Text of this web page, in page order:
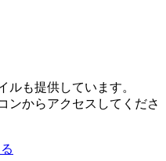
ルも提供しています。
ンからアクセスしてくださ